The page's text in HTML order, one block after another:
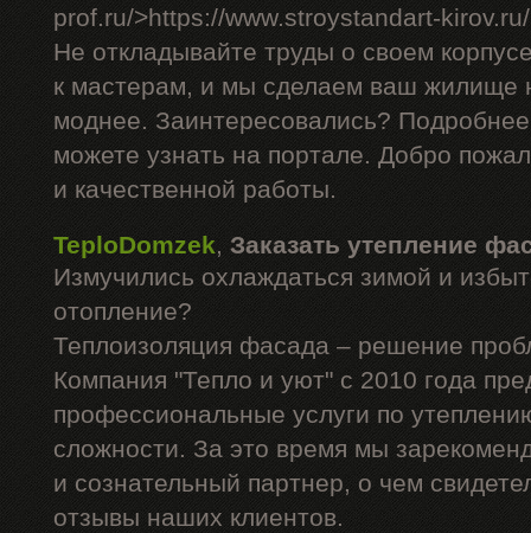
prof.ru/>https://www.stroystandart-
Не откладывайте труды о своем
к мастерам, и мы сделаем ваш жилище
моднее. Заинтересовались?
можете узнать на портале. Добро
и качественной работы.
TeploDomzek, Заказать утепление
Измучились охлаждаться зимой и
отопление?
Теплоизоляция фасада – решение
Компания "Тепло и уют" с 2010 года
профессиональные услуги по
сложности. За это время мы
и сознательный партнер, о чем
отзывы наших клиентов.